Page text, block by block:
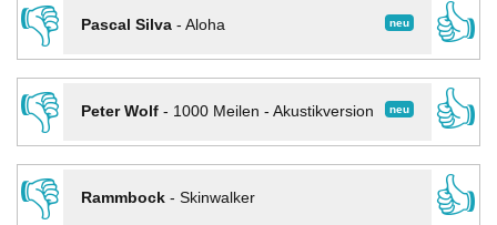
👎
neu
Pascal Silva- Aloha
👍
👎
neu
Peter Wolf- 1000 Meilen - Akustikversion
👍
👎
Rammbock- Skinwalker
👍